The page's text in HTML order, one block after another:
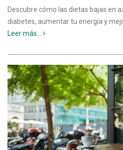
Descubre cómo las dietas bajas en
diabetes, aumentar tu energía y
Leer más...